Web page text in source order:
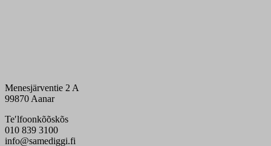
Menesjärventie 2 A
99870 Aanar
Teʹlfoonkõõskõs
010 839 3100
info@samediggi.fi